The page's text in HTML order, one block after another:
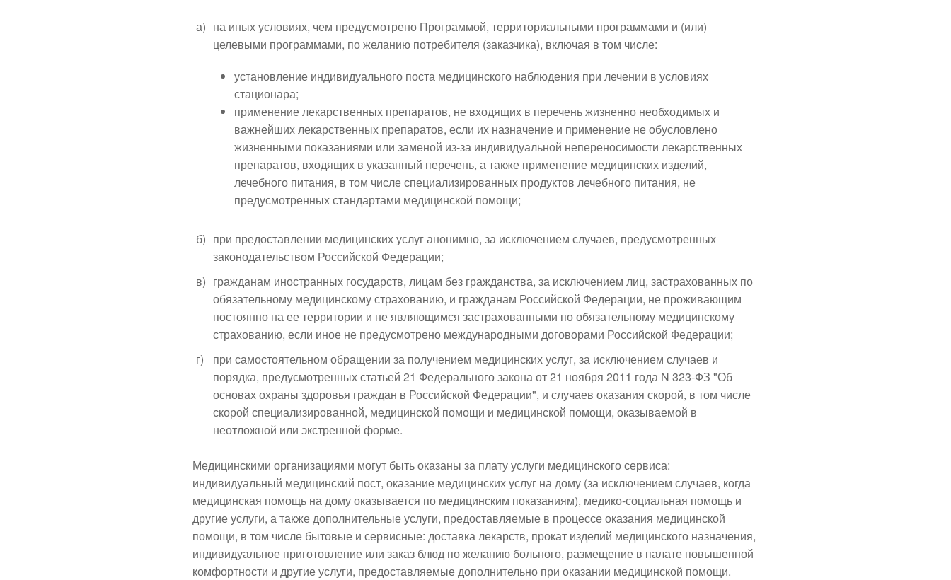
а) на иных условиях, чем предусмотрено Программой, территориальными программами и (или)
целевыми программами, по желанию потребителя (заказчика), включая в том числе:
установление индивидуального поста медицинского наблюдения при лечении в условиях
стационара;
применение лекарственных препаратов, не входящих в перечень жизненно необходимых и
важнейших лекарственных препаратов, если их назначение и применение не обусловлено
жизненными показаниями или заменой из-за индивидуальной непереносимости лекарственных
препаратов, входящих в указанный перечень, а также применение медицинских изделий,
лечебного питания, в том числе специализированных продуктов лечебного питания, не
предусмотренных стандартами медицинской помощи;
б) при предоставлении медицинских услуг анонимно, за исключением случаев, предусмотренных
законодательством Российской Федерации;
в) гражданам иностранных государств, лицам без гражданства, за исключением лиц, застрахованных по
обязательному медицинскому страхованию, и гражданам Российской Федерации, не проживающим
постоянно на ее территории и не являющимся застрахованными по обязательному медицинскому
страхованию, если иное не предусмотрено международными договорами Российской Федерации;
г)
при самостоятельном обращении за получением медицинских услуг, за исключением случаев и
порядка, предусмотренных статьей 21 Федерального закона от 21 ноября 2011 года N 323-ФЗ "Об
основах охраны здоровья граждан в Российской Федерации", и случаев оказания скорой, в том числе
скорой специализированной, медицинской помощи и медицинской помощи, оказываемой в
неотложной или экстренной форме.
Медицинскими организациями могут быть оказаны за плату услуги медицинского сервиса:
индивидуальный медицинский пост, оказание медицинских услуг на дому (за исключением случаев, когда
медицинская помощь на дому оказывается по медицинским показаниям), медико-социальная помощь и
другие услуги, а также дополнительные услуги, предоставляемые в процессе оказания медицинской
помощи, в том числе бытовые и сервисные: доставка лекарств, прокат изделий медицинского назначения,
индивидуальное приготовление или заказ блюд по желанию больного, размещение в палате повышенной
комфортности и другие услуги, предоставляемые дополнительно при оказании медицинской помощи.